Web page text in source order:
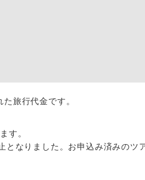
旅行代金です。
す。
となりました。お申込み済みの
周りの音を気にせず
ができます。
2名様から出発可能